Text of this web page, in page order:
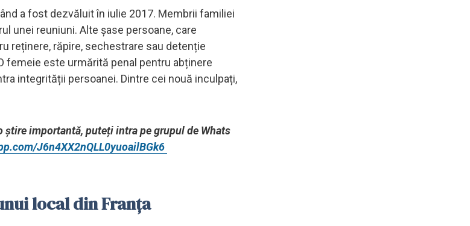
a fost dezvăluit în iulie 2017. Membrii familiei
unei reuniuni. Alte șase persoane, care
reținere, răpire, sechestrare sau detenție
femeie este urmărită penal pentru abținere
integrității persoanei. Dintre cei nouă inculpați,
importantă, puteți intra pe grupul de Whats
J6n4XX2nQLL0yuoailBGk6
local din Franța